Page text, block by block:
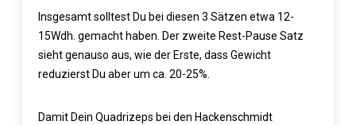
Insgesamt solltest Du bei diesen 3 Sätzen etwa 12-
15Wdh. gemacht haben. Der zweite Rest-Pause Satz
sieht genauso aus, wie der Erste, dass Gewicht
reduzierst Du aber um ca. 20-25%.
Damit Dein Quadrizeps bei den Hackenschmidt